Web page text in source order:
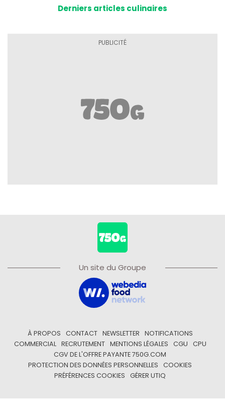
Derniers articles culinaires
Un site du Groupe
À PROPOS CONTACT NEWSLETTER
NOTIFICATIONS
COMMERCIAL
RECRUTEMENT MENTIONS LÉGALES CGU
CPU
CGV DE L'OFFRE PAYANTE 750G.COM
PROTECTION DES DONNÉES PERSONNELLES
COOKIES
PRÉFÉRENCES COOKIES
GÉRER UTIQ